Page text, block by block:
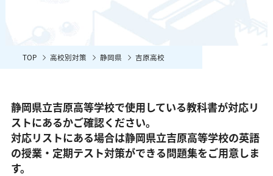
TOP 高校別対策 静岡県 吉原高校
静岡県立吉原高等学校で使用している教科書が対応リ
ストにあるかご確認ください。
対応リストにある場合は静岡県立吉原高等学校の英語
の授業・定期テスト対策ができる問題集をご用意しま
す。